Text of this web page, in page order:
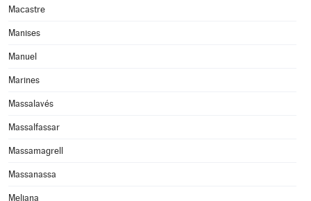
Macastre
Manises
Manuel
Marines
Massalavés
Massalfassar
Massamagrell
Massanassa
Meliana